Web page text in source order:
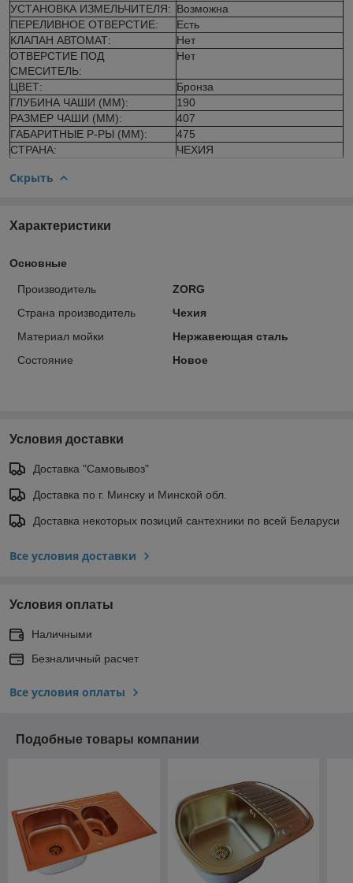
УСТАНОВКА ИЗМЕЛЬЧИТЕЛЯ: Возможна
ПЕРЕЛИВНОЕ ОТВЕРСТИЕ:
Есть
КЛАПАН АВТОМАТ:
Нет
ОТВЕРСТИЕ ПОД
СМЕСИТЕЛЬ:
Нет
ЦВЕТ:
Бронза
ГЛУБИНА ЧАШИ (ММ):
190
РАЗМЕР ЧАШИ (ММ):
407
ГАБАРИТНЫЕ Р-РЫ (ММ):
475
СТРАНА:
ЧЕХИЯ
Скрыть
Характеристики
Основные
Производитель
ZORG
Страна производитель
Чехия
Материал мойки
Нержавеющая сталь
Состояние
Новое
Условия доставки
Доставка "Самовывоз"
Доставка по г. Минску и Минской обл.
Доставка некоторых позиций сантехники по всей Беларуси
Все условия доставки
Условия оплаты
Наличными
Безналичный расчет
Все условия оплаты
Подобные товары компании